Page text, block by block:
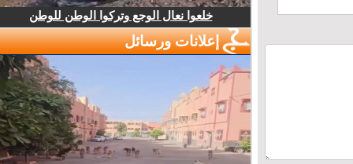
خلعوا نعال الوجع وتركوا الوطن للوطن
إعلانات ورسائل